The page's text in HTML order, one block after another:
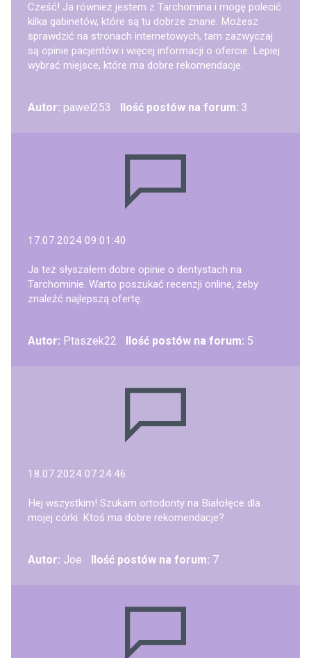
Cześć! Ja również jestem z Tarchomina i mogę polecić
kilka gabinetów, które są tu dobrze znane. Możesz
sprawdzić na stronach internetowych, tam zazwyczaj
są opinie pacjentów i więcej informacji o ofercie. Lepiej
wybrać miejsce, które ma dobre rekomendacje.
Autor: pawel253 Ilość postów na forum: 3
17.07.2024 09:01:40
Ja też słyszałem dobre opinie o dentystach na
Tarchominie. Warto poszukać recenzji online, żeby
znaleźć najlepszą ofertę.
Autor: Ptaszek22 Ilość postów na forum: 5
18.07.2024 07:24:46
Hej wszystkim! Szukam ortodonty na Białołęce dla
mojej córki. Ktoś ma dobre rekomendacje?
Autor: Joe Ilość postów na forum: 7